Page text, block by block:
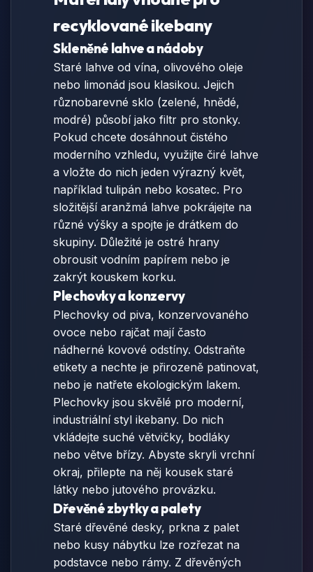
recyklované ikebany
Skleněné lahve a nádoby
Staré lahve od vína, olivového oleje
nebo limonád jsou klasikou. Jejich
různobarevné sklo (zelené, hnědé,
modré) působí jako filtr pro stonky.
Pokud chcete dosáhnout čistého
moderního vzhledu, využijte čiré lahve
a vložte do nich jeden výrazný květ,
například tulipán nebo kosatec. Pro
složitější aranžmá lahve pokrájejte na
různé výšky a spojte je drátkem do
skupiny. Důležité je ostré hrany
obrousit vodním papírem nebo je
zakrýt kouskem korku.
Plechovky a konzervy
Plechovky od piva, konzervovaného
ovoce nebo rajčat mají často
nádherné kovové odstíny. Odstraňte
etikety a nechte je přirozeně patinovat,
nebo je natřete ekologickým lakem.
Plechovky jsou skvělé pro moderní,
industriální styl ikebany. Do nich
vkládejte suché větvičky, bodláky
nebo větve břízy. Abyste skryli vrchní
okraj, přilepte na něj kousek staré
látky nebo jutového provázku.
Dřevěné zbytky a palety
Staré dřevěné desky, prkna z palet
nebo kusy nábytku lze rozřezat na
podstavce nebo rámy. Z dřevěných